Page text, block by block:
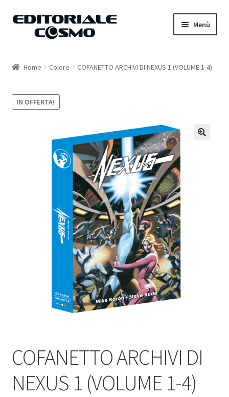
Vai
Vai
Menù
Carrello
Home Colore COFANETTO ARCHIVI DI NEXUS 1 (VOLUME 1-4)
IN OFFERTA!
COFANETTO ARCHIVI DI
NEXUS 1 (VOLUME 1-4)